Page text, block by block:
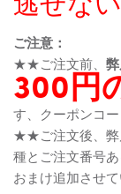
ご注意：
★★ご注文前、
300円
す、クーポンコ
★★ご注文後、弊
種とご注文番号
おまけ追加させ